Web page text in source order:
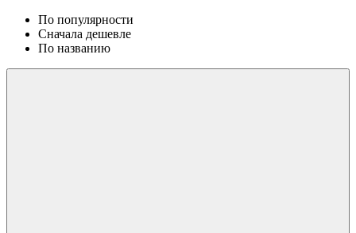
По популярности
Сначала дешевле
По названию